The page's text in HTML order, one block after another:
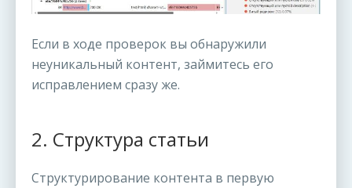
Если в ходе проверок вы обнаружили
неуникальный контент, займитесь его
исправлением сразу же.
2. Структура статьи
Структурирование контента в первую